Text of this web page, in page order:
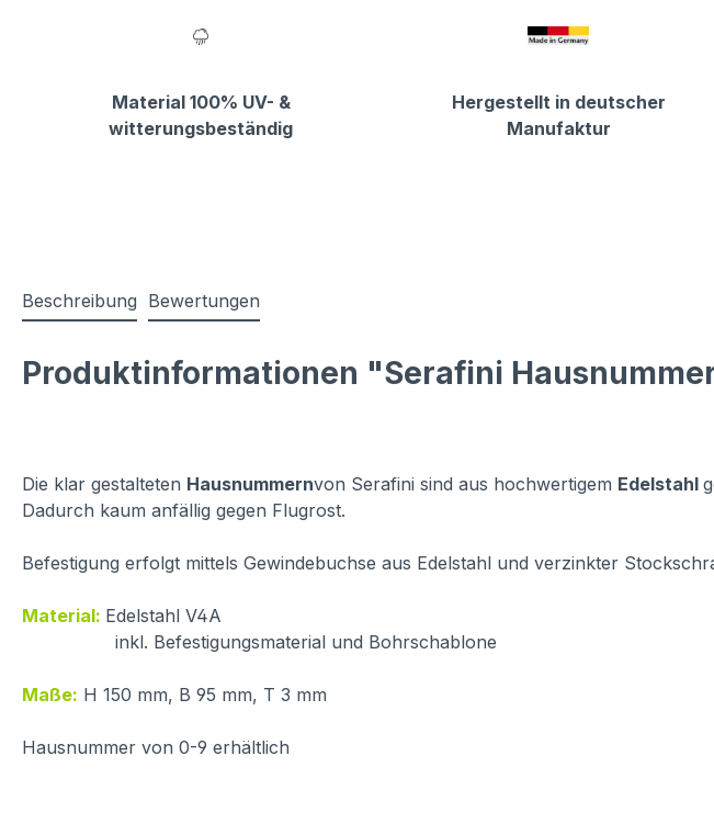
Material 100% UV- &
witterungsbeständig
Hergestellt in deutscher
Manufaktur
Beschreibung Bewertungen
Produktinformationen "Serafini
Die klar gestalteten Hausnummernvon Serafini sind aus hochwertigem Edelstahl
Dadurch kaum anfällig gegen Flugrost.
Befestigung erfolgt mittels Gewindebuchse aus Edelstahl und verzinkter
Material: Edelstahl V4A
inkl. Befestigungsmaterial und Bohrschablone
Maße: H 150 mm, B 95 mm, T 3 mm
Hausnummer von 0-9 erhältlich